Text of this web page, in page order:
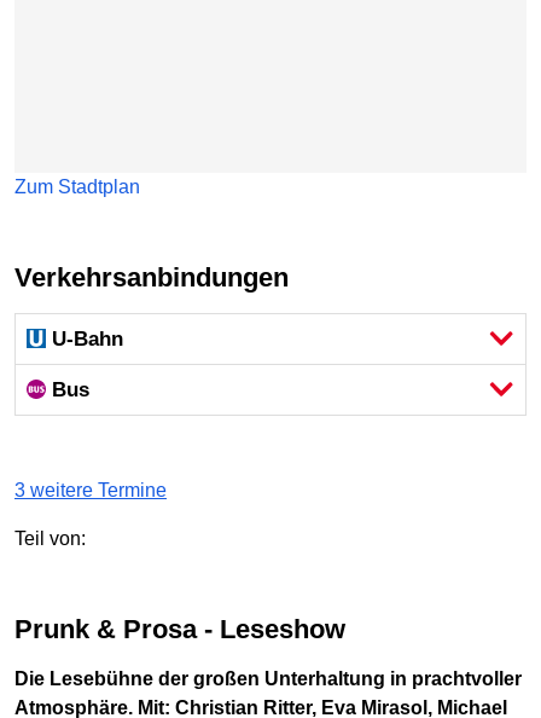
Zum Stadtplan
Verkehrsanbindungen
U-Bahn
Bus
3 weitere Termine
Teil von:
Prunk & Prosa - Leseshow
Die Lesebühne der großen Unterhaltung in prachtvoller
Atmosphäre. Mit: Christian Ritter, Eva Mirasol, Michael